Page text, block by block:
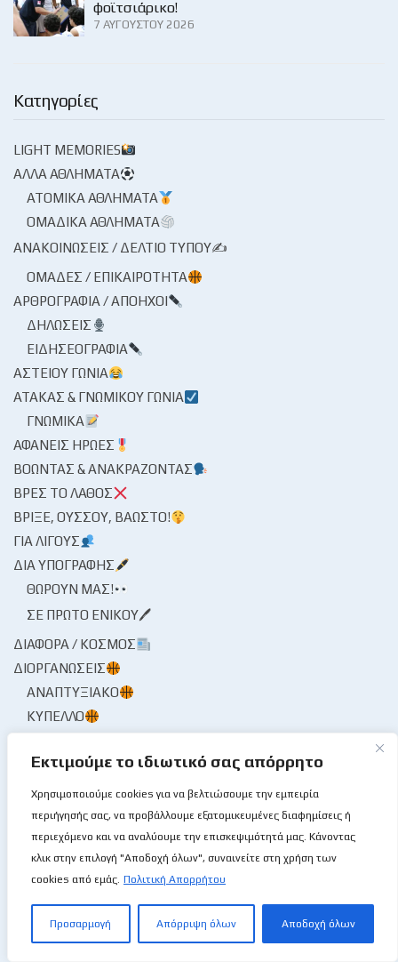
Εκτιμούμε το ιδιωτικό σας απόρρητο
Χρησιμοποιούμε cookies για να βελτιώσουμε την εμπειρία
περιήγησής σας, να προβάλλουμε εξατομικευμένες διαφημίσεις ή
περιεχόμενο και να αναλύουμε την επισκεψιμότητά μας. Κάνοντας
κλικ στην επιλογή "Αποδοχή όλων", συναινείτε στη χρήση των
cookies από εμάς. Πολιτική Απορρήτου
Προσαρμογή Απόρριψη όλων Αποδοχή όλων
φοϊτσιάρικο!
7 ΑΥΓΟΎΣΤΟΥ 2026
Κατηγορίες
LIGHT MEMORIES
ΆΛΛΑ ΑΘΛΉΜΑΤΑ
ΑΤΟΜΙΚΆ ΑΘΛΉΜΑΤΑ
ΟΜΑΔΙΚΆ ΑΘΛΉΜΑΤΑ
ΑΝΑΚΟΙΝΏΣΕΙΣ / ΔΕΛΤΊΟ ΤΎΠΟΥ✍
ΟΜΆΔΕΣ / ΕΠΙΚΑΙΡΌΤΗΤΑ
ΑΡΘΡΟΓΡΑΦΊΑ / ΑΠΌΗΧΟΙ
ΔΗΛΏΣΕΙΣ
ΕΙΔΗΣΕΟΓΡΑΦΊΑ
ΑΣΤΕΊΟΥ ΓΩΝΊΑ
ΑΤΆΚΑΣ & ΓΝΩΜΙΚΟΎ ΓΩΝΊΑ
ΓΝΩΜΙΚΆ
ΑΦΑΝΕΊΣ ΉΡΩΕΣ
ΒΟΏΝΤΑΣ & ΑΝΑΚΡΆΖΟΝΤΑΣ
ΒΡΕΣ ΤΟ ΛΆΘΟΣ
ΒΡΊΞΕ, ΟΎΣΣΟΥ, ΒΆΩΣΤΟ!
ΓΙΑ ΛΊΓΟΥΣ
ΔΙΑ ΥΠΟΓΡΑΦΉΣ
ΘΩΡΟΎΝ ΜΑΣ!
ΣΕ ΠΡΏΤΟ ΕΝΙΚΟΎ🖊
ΔΙΆΦΟΡΑ / ΚΌΣΜΟΣ
ΔΙΟΡΓΑΝΏΣΕΙΣ
ΑΝΑΠΤΥΞΙΑΚΌ
ΚΎΠΕΛΛΟ
ΠΡΩΤΆΘΛΗΜΑ
ΕΘΝΙΚΈΣ ΟΜΆΔΕΣ
ΕΘΝΙΚΈΣ ΑΝΑΠΤΥΞΙΑΚΏΝ
ΕΘΝΙΚΉ ΑΝΔΡΏΝ
ΕΘΝΙΚΉ ΓΥΝΑΙΚΏΝ
ΕΙΔΙΚΈΣ ΔΙΟΡΓΑΝΏΣΕΙΣ
3X3
ΤΟΥΡΝΟΥΆ